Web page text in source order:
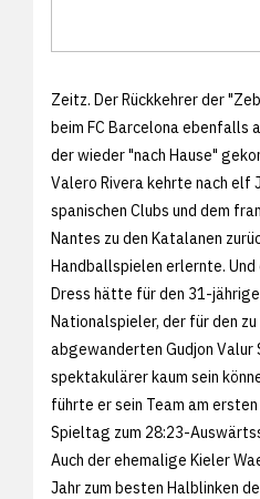
Zeitz. Der Rückkehrer der
beim FC Barcelona ebenfalls
der wieder "nach Hause"
Valero Rivera kehrte nach elf
spanischen Clubs und dem
Nantes zu den Katalanen
Handballspielen erlernte. Und
Dress hätte für den 31-
Nationalspieler, der für den
abgewanderten Gudjon Valur
spektakulärer kaum sein
führte er sein Team am
Spieltag zum 28:23-
Auch der ehemalige Kieler
Jahr zum besten Halblinken